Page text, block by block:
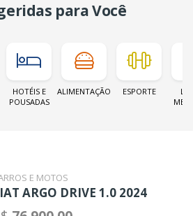
para Você
HOTÉIS E
POUSADAS
ALIMENTAÇÃO ESPORTE
E MOTOS
ARGO DRIVE 1.0 2024